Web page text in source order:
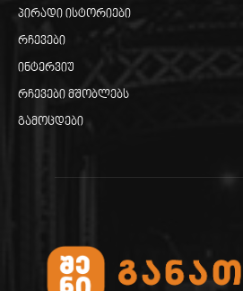
პირადი ისტორიები
რჩევები
ინტერვიუ
რჩევები მშობლებს
გამოცდები